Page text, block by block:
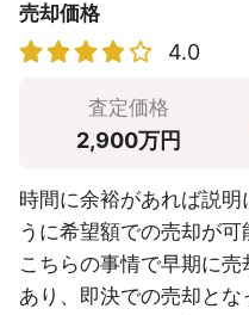
売却価格
4.0
査定価格
2,900万円
時間に余裕があれば説
うに希望額での売却が可
こちらの事情で早期に
あり、即決での売却と